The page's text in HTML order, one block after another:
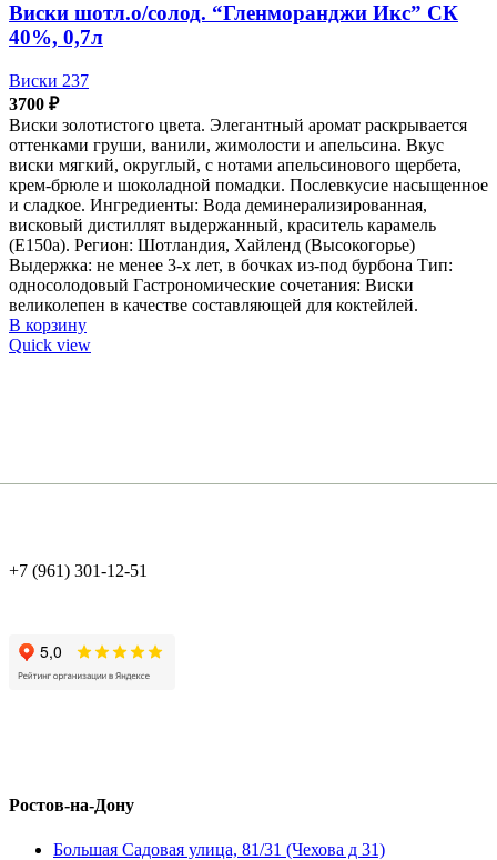
Виски шотл.о/солод. “Гленморанджи Икс” СК
40%, 0,7л
Виски 237
3700 ₽
Виски золотистого цвета. Элегантный аромат раскрывается
оттенками груши, ванили, жимолости и апельсина. Вкус
виски мягкий, округлый, с нотами апельсинового щербета,
крем-брюле и шоколадной помадки. Послевкусие насыщенное
и сладкое. Ингредиенты: Вода деминерализированная,
висковый дистиллят выдержанный, краситель карамель
(Е150а). Регион: Шотландия, Хайленд (Высокогорье)
Выдержка: не менее 3-х лет, в бочках из-под бурбона Тип:
односолодовый Гастрономические сочетания: Виски
великолепен в качестве составляющей для коктейлей.
В корзину
Quick view
+7 (961) 301-12-51
Ростов-на-Дону
Большая Садовая улица, 81/31 (Чехова д 31)